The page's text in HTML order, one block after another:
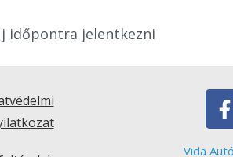
időpontra jelentkezni
Vida